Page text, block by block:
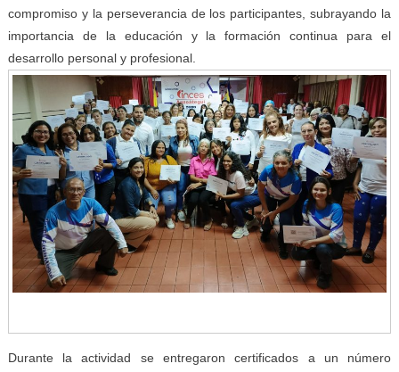
compromiso y la perseverancia de los participantes, subrayando la
importancia de la educación y la formación continua para el
desarrollo personal y profesional.
Durante la actividad se entregaron certificados a un número